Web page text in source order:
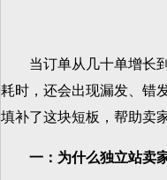
当订单从几十单增长到
耗时，还会出现漏发、错
填补了这块短板，帮助卖
一：为什么独立站卖家